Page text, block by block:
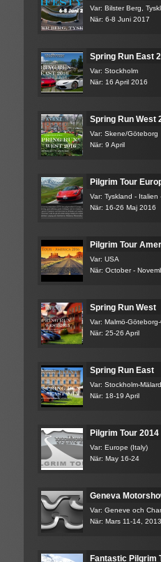
Var: Bilster Berg,
När: 6-8 Juni 2017
Spring Run East
Var: Stockholm
När: 16 April 2016
Spring Run West
Var: Skene/Göteborg
När: 9 April
Pilgrim Tour
Var: Tyskland - Italien
När: 16-26 Maj 2016
Pilgrim Tour
Var: USA
När: October -
Spring Run West
Var: Malmö-Göteborg-
När: 25-26 April
Spring Run East
Var: Stockholm-
När: 18-19 April
Pilgrim Tour 2014
Var: Europe (Italy)
När: May 16-24
Geneva
Var: Geneve och
När: Mars 11-14, 2013
Fantastic Pilgrim